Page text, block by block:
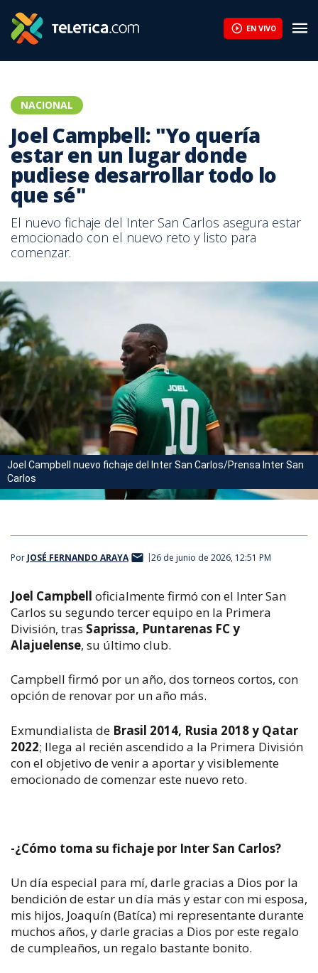
EN VIVO
NACIONAL
Joel Campbell: "Yo quería
estar en un lugar donde
pudiese desarrollar todo lo
que sé"
El nuevo fichaje del Inter San Carlos asegura estar
emocionado con el nuevo reto y listo para
comenzar.
Joel Campbell nuevo fichaje del Inter San Carlos/Prensa Inter San
Carlos
Por JOSÉ FERNANDO ARAYA 26 de junio de 2026, 12:51 PM
Joel Campbell oficialmente firmó con el Inter San
Carlos su segundo tercer equipo en la Primera
División, tras Saprissa, Puntarenas FC y
Alajuelense, su último club.
Campbell firmó por un año, dos torneos cortos, con
opción de renovar por un año más.
Exmundialista de Brasil 2014, Rusia 2018 y Qatar
2022; llega al recién ascendido a la Primera División
con el objetivo de venir a aportar y visiblemente
emocionado de comenzar este nuevo reto.
-¿Cómo toma su fichaje por Inter San Carlos?
Un día especial para mí, darle gracias a Dios por la
bendición de estar un día más y estar con mi esposa,
mis hijos, Joaquín (Batíca) mi representante durante
muchos años, y darle gracias a Dios por este regalo
de cumpleaños, un regalo bastante bonito.